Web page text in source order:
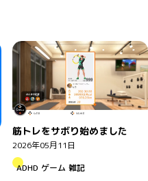
筋トレをサボり始めました
2026年05月11日
ADHD ゲーム 雑記